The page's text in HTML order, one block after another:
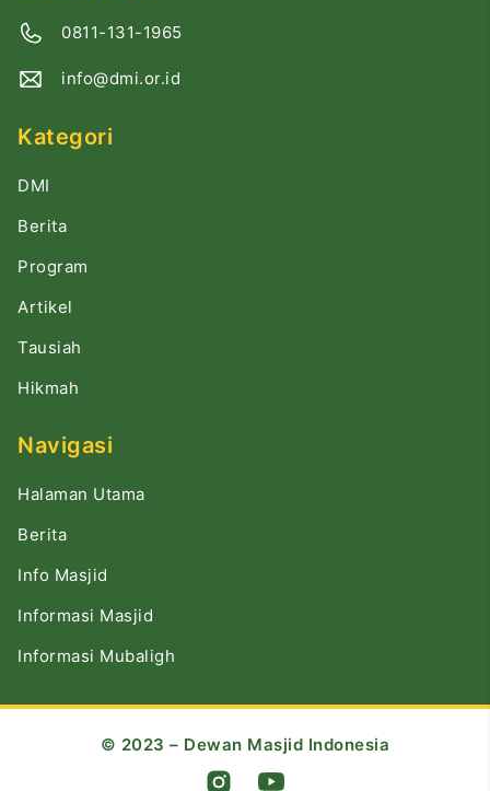
0811-131-1965
info@dmi.or.id
Kategori
DMI
Berita
Program
Artikel
Tausiah
Hikmah
Navigasi
Halaman Utama
Berita
Info Masjid
Informasi Masjid
Informasi Mubaligh
© 2023 – Dewan Masjid Indonesia